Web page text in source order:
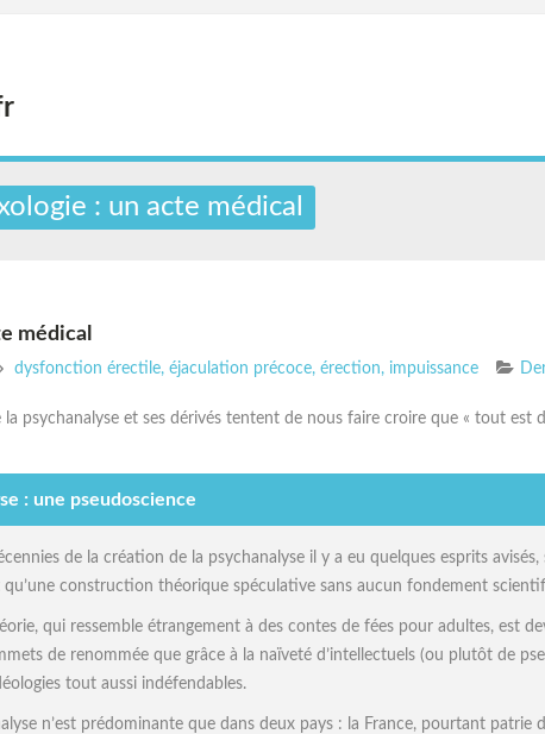
: un acte médical
médical
dysfonction érectile, éjaculation précoce, érection, impuissance
la psychanalyse et ses dérivés tentent de nous faire croire que « tout
: une pseudoscience
de la création de la psychanalyse il y a eu quelques esprits
qu’une construction théorique spéculative sans aucun fondement
qui ressemble étrangement à des contes de fées pour adultes, est
de renommée que grâce à la naïveté d’intellectuels (ou plutôt de
tout aussi indéfendables.
n’est prédominante que dans deux pays : la France, pourtant patrie